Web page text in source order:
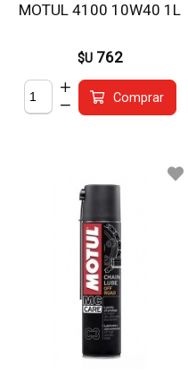
MOTUL 4100 10W40 1L
$U 762
Comprar